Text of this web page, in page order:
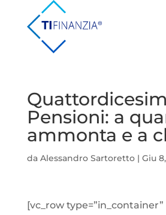
Pensioni: a
ammonta e a
da Alessandro Sartoretto| Giu
[vc_row type=”in_container”